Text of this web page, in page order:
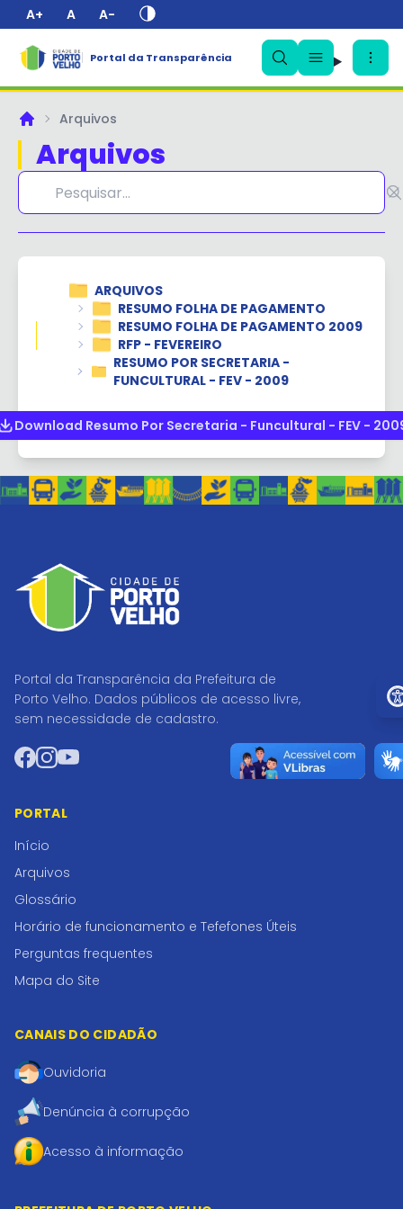
A+ A A-
Portal da Transparência
PrincipalArquivos
Arquivos
ARQUIVOS
RESUMO FOLHA DE PAGAMENTO
RESUMO FOLHA DE PAGAMENTO 2009
RFP - FEVEREIRO
RESUMO POR SECRETARIA -
FUNCULTURAL - FEV - 2009
Download Resumo Por Secretaria - Funcultural - FEV -
Portal da Transparência da Prefeitura de
Porto Velho. Dados públicos de acesso livre,
sem necessidade de cadastro.
Facebook
Instagram
YouTube
PORTAL
Início
Arquivos
Glossário
Horário de funcionamento e Tefefones Úteis
Perguntas frequentes
Mapa do Site
CANAIS DO CIDADÃO
Ouvidoria
Denúncia à corrupção
Acesso à informação
✕
Ir